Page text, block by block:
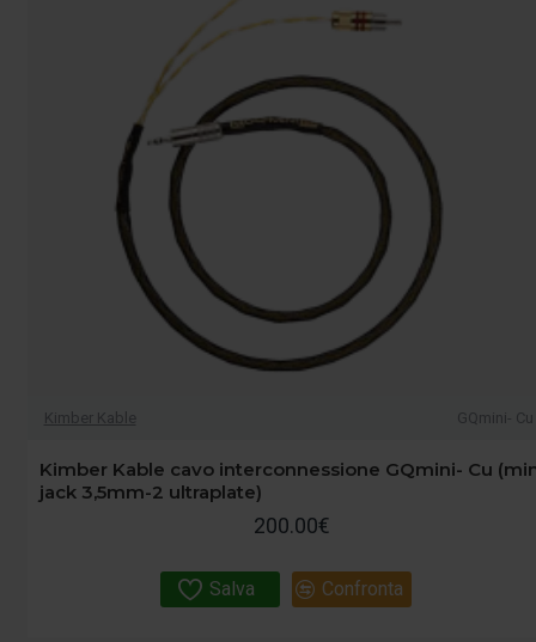
Kimber Kable GQmini- Cu
Kimber Kable cavo interconnessione GQmini- Cu
jack 3,5mm-2 ultraplate)
200.00€
Salva Confronta